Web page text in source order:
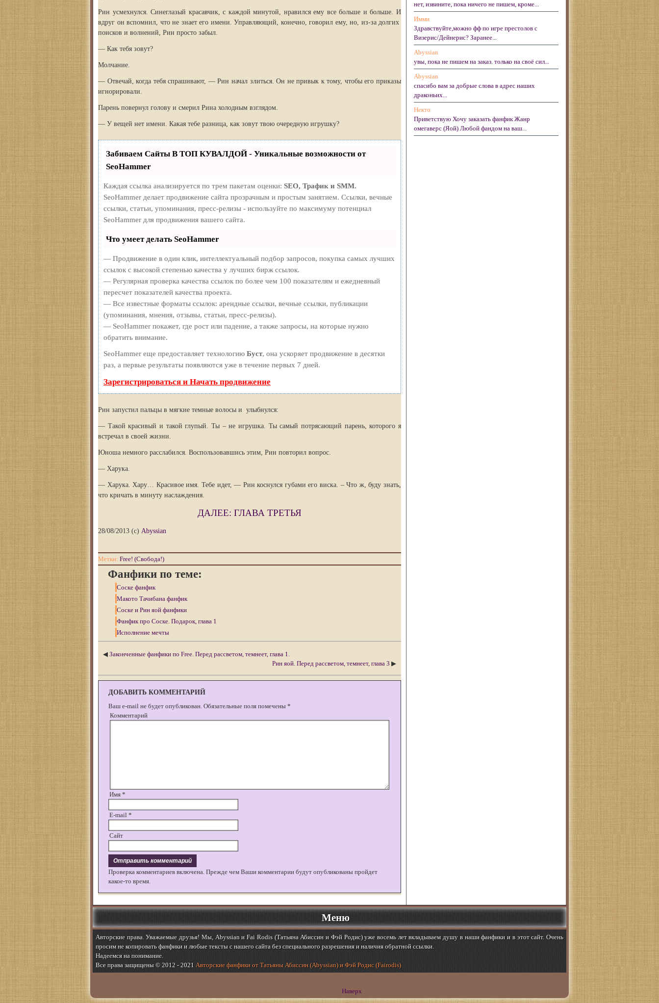
Рин усмехнулся. Синеглазый красавчик, с каждой минутой, нравился ему все больше и больше. И
вдруг он вспомнил, что не знает его имени. Управляющий, конечно, говорил ему, но, из-за долгих
поисков и волнений, Рин просто забыл.
— Как тебя зовут?
Молчание.
— Отвечай, когда тебя спрашивают, — Рин начал злиться. Он не привык к тому, чтобы его приказы
игнорировали.
Парень повернул голову и смерил Рина холодным взглядом.
— У вещей нет имени. Какая тебе разница, как зовут твою очередную игрушку?
Забиваем Сайты В ТОП КУВАЛДОЙ - Уникальные возможности от
SeoHammer
Каждая ссылка анализируется по трем пакетам оценки: SEO, Трафик и SMM.
SeoHammer делает продвижение сайта прозрачным и простым занятием. Ссылки, вечные
ссылки, статьи, упоминания, пресс-релизы - используйте по максимуму потенциал
SeoHammer для продвижения вашего сайта.
Что умеет делать SeoHammer
— Продвижение в один клик, интеллектуальный подбор запросов, покупка самых лучших
ссылок с высокой степенью качества у лучших бирж ссылок.
— Регулярная проверка качества ссылок по более чем 100 показателям и ежедневный
пересчет показателей качества проекта.
— Все известные форматы ссылок: арендные ссылки, вечные ссылки, публикации
(упоминания, мнения, отзывы, статьи, пресс-релизы).
— SeoHammer покажет, где рост или падение, а также запросы, на которые нужно
обратить внимание.
SeoHammer еще предоставляет технологию Буст, она ускоряет продвижение в десятки
раз, а первые результаты появляются уже в течение первых 7 дней.
Зарегистрироваться и Начать продвижение
Рин запустил пальцы в мягкие темные волосы и улыбнулся:
— Такой красивый и такой глупый. Ты – не игрушка. Ты самый потрясающий парень, которого я
встречал в своей жизни.
Юноша немного расслабился. Воспользовавшись этим, Рин повторил вопрос.
— Харука.
— Харука. Хару… Красивое имя. Тебе идет, — Рин коснулся губами его виска. – Что ж, буду знать,
что кричать в минуту наслаждения.
ДАЛЕЕ: ГЛАВА ТРЕТЬЯ
28/08/2013 (с) Abyssian
Метки: Free! (Свобода!)
Фанфики по теме:
Соске фанфик
Макото Тачибана фанфик
Соске и Рин яой фанфики
Фанфик про Соске. Подарок, глава 1
Исполнение мечты
◀ Законченные фанфики по Free. Перед рассветом, темнеет, глава 1.
Рин яой. Перед рассветом, темнеет, глава 3 ▶
ДОБАВИТЬ КОММЕНТАРИЙ
Ваш e-mail не будет опубликован. Обязательные поля помечены *
Комментарий
Имя *
E-mail *
Сайт
Проверка комментариев включена. Прежде чем Ваши комментарии будут опубликованы пройдет
какое-то время.
нет, извините, пока ничего не пишем, кроме...
Имми
Здравствуйте,можно фф по игре престолов с
Визерис/Дейнерис? Заранее...
Abyssian
увы, пока не пишем на заказ. только на своё сил...
Abyssian
спасибо вам за добрые слова в адрес наших
драконьих...
Некто
Приветствую Хочу заказать фанфик Жанр
омегаверс (Яой) Любой фандом на ваш...
Меню
Авторские права. Уважаемые друзья! Мы, Abyssian и Fai Rodis (Татьяна Абиссин и Фэй Родис) уже восемь лет вкладываем душу в наши фанфики и в этот сайт. Очень
просим не копировать фанфики и любые тексты с нашего сайта без специального разрешения и наличия обратной ссылки.
Надеемся на понимание.
Все права защищены © 2012 - 2021 Авторские фанфики от Татьяны Абиссин (Abyssian) и Фэй Родис (Fairodis)
Наверх